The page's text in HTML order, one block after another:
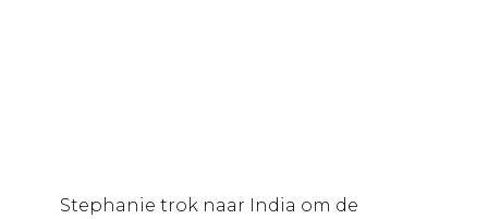
Stephanie trok naar India om de